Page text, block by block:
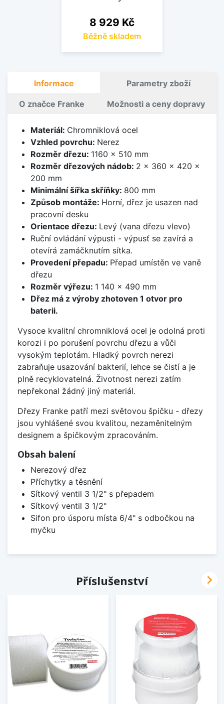
Cena
8 929 Kč
Běžně skladem
Informace Parametry zboží
O značce Franke Možnosti a ceny dopravy
Materiál: Chromniklová ocel
Vzhled povrchu: Nerez
Rozměr dřezu: 1160 x 510 mm
Rozměr dřezových nádob: 2 x 360 x 420 x
200 mm
Minimální šířka skříňky: 800 mm
Způsob montáže: Horní, dřez je usazen nad
pracovní desku
Orientace dřezu: Levý (vana dřezu vlevo)
Ruční ovládání výpusti - výpusť se zavírá a
otevírá zamáčknutím sítka.
Provedení přepadu: Přepad umístěn ve vaně
dřezu
Rozměr výřezu: 1 140 x 490 mm
Dřez má z výroby zhotoven 1 otvor pro
baterii.
Vysoce kvalitní chromniklová ocel je odolná proti
korozi i po porušení povrchu dřezu a vůči
vysokým teplotám. Hladký povrch nerezi
zabraňuje usazování bakterií, lehce se čistí a je
plně recyklovatelná. Životnost nerezi zatím
nepřekonal žádný jiný materiál.
Dřezy Franke patří mezi světovou špičku - dřezy
jsou vyhlášené svou kvalitou, nezaměnitelným
designem a špičkovým zpracováním.
Obsah balení
Nerezový dřez
Příchytky a těsnění
Sítkový ventil 3 1/2" s přepadem
Sítkový ventil 3 1/2"
Sifon pro úsporu místa 6/4" s odbočkou na
myčku
Příslušenství 